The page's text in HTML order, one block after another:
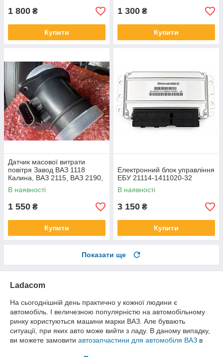
1 800 ₴
Купити
1 300 ₴
Купити
Датчик масової витрати
повітря Завод ВАЗ 1118
Калина, ВАЗ 2115, ВАЗ 2190,
Гранту
В наявності
1 550 ₴
Купити
Електронний блок управління
ЕБУ 21114-1411020-32
В наявності
3 150 ₴
Купити
Показати ще
Ladacom
На сьогоднішній день практично у кожної людини є
автомобіль. І величезною популярністю на автомобільному
ринку користуються машини марки ВАЗ. Але бувають
ситуації, при яких авто може вийти з ладу. В даному випадку,
ви можете замовити автозапчастини для автомобіля ВАЗ в